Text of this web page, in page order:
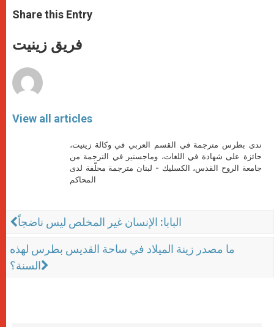
t
s
p
p
s
e
g
e
e
b
o
k
Share this Entry
فريق زينيت
View all articles
ندى بطرس مترجمة في القسم العربي في وكالة زينيت،
حائزة على شهادة في اللغات، وماجستير في الترجمة من
جامعة الروح القدس، الكسليك - لبنان مترجمة محلّفة لدى
المحاكم
البابا: الإنسان غير المخلص ليس ناضجاً
ما مصدر زينة الميلاد في ساحة القديس بطرس لهذه
السنة؟